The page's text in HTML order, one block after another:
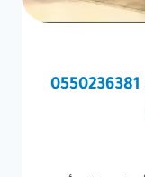
ديكور شاشة في الطائف ت: 0550236381